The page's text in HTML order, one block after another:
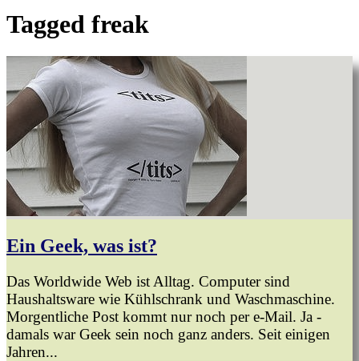
Tagged freak
Ein Geek, was ist?
Das Worldwide Web ist Alltag. Computer sind
Haushaltsware wie Kühlschrank und Waschmaschine.
Morgentliche Post kommt nur noch per e-Mail. Ja -
damals war Geek sein noch ganz anders. Seit einigen
Jahren...